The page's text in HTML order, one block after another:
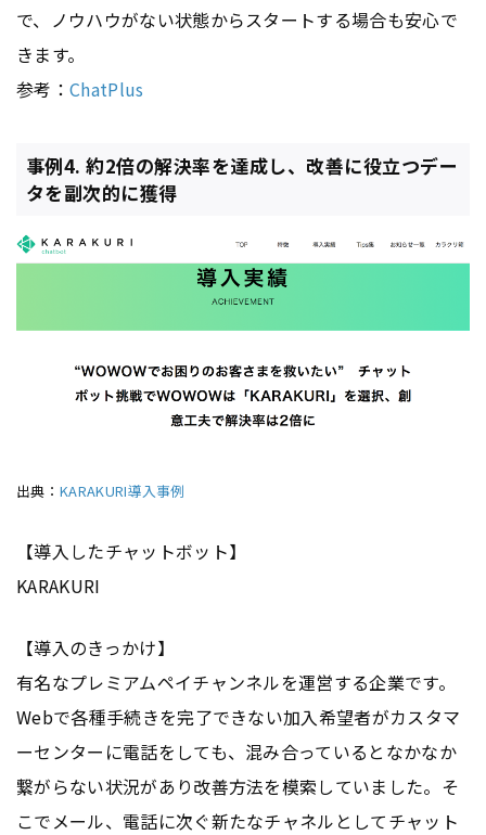
で、ノウハウがない状態からスタートする場合も安心で
きます。
参考： ChatPlus
事例4. 約2倍の解決率を達成し、改善に役立つデー
タを副次的に獲得
出典： KARAKURI導入事例
【導入したチャットボット】
KARAKURI
【導入のきっかけ】
有名なプレミアムペイチャンネルを運営する企業です。
Webで各種手続きを完了できない加入希望者がカスタマ
ーセンターに電話をしても、混み合っているとなかなか
繋がらない状況があり改善方法を模索していました。そ
こでメール、電話に次ぐ新たなチャネルとしてチャット